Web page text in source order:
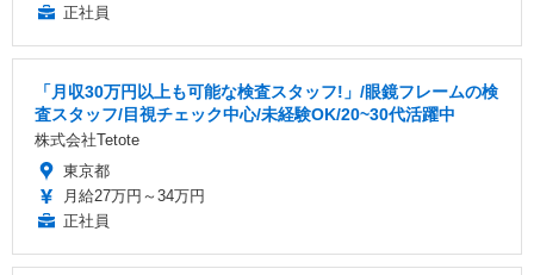
正社員
「月収30万円以上も可能な検査スタッフ!」/眼鏡フレームの検
査スタッフ/目視チェック中心/未経験OK/20~30代活躍中
株式会社Tetote
東京都
月給27万円～34万円
正社員